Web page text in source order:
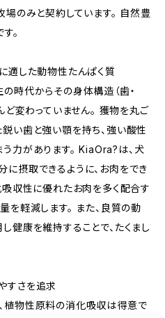
場のみと契約しています。 自然豊
。
適した動物性たんぱく質
時代からその身体構造（歯・
ど変わっていません。 獲物を丸ご
い歯と強い顎を持ち、強い酸性
力があります。 KiaOra?は、犬
摂取できるように、お肉をでき
収性に優れたお肉を多く配合す
を軽減します。 また、良質の動
健康を維持することで、たくまし
すさを追求
植物性原料の消化吸収は得意で